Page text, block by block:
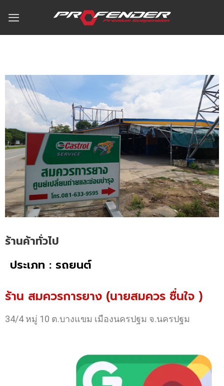
ร้านค้าทั่วไป
ประเภท : รถยนต์
ร้าน สมควรการยาง (นายสมควร ชื่นใจ )
34/4 หมู่ 10 ต.บางแขม เมืองนครปฐม จ.นครปฐม